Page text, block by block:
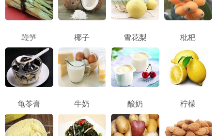
鞭笋 椰子 雪花梨 枇杷
龟苓膏 牛奶 酸奶 柠檬